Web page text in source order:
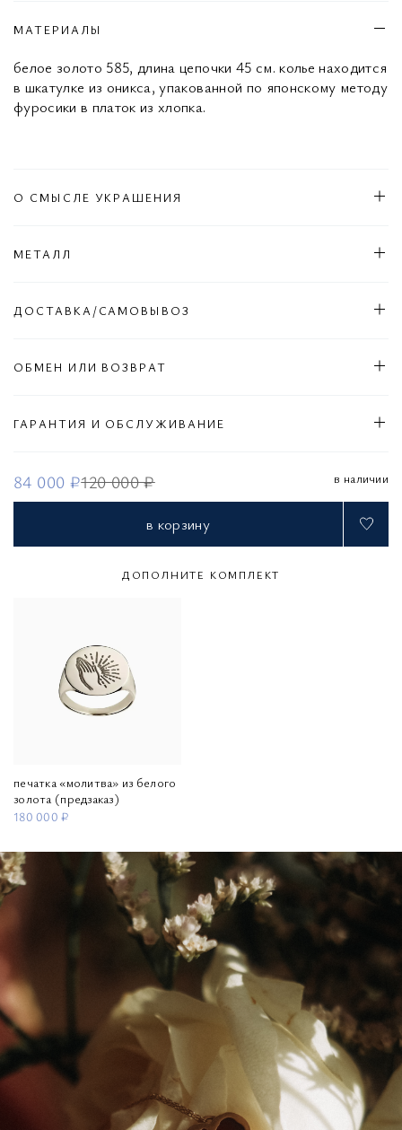
84 000 ₽120 000 ₽ в наличии
в корзину
МАТЕРИАЛЫ
белое золото 585, длина цепочки 45 см. колье находится
в шкатулке из оникса, упакованной по японскому методу
фуросики в платок из хлопка.
О СМЫСЛЕ УКРАШЕНИЯ
МЕТАЛЛ
ДОСТАВКА/САМОВЫВОЗ
ОБМЕН ИЛИ ВОЗВРАТ
ГАРАНТИЯ И ОБСЛУЖИВАНИЕ
ДОПОЛНИТЕ КОМПЛЕКТ
печатка «молитва» из белого
золота (предзаказ)
180 000 ₽